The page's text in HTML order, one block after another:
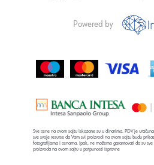
Powered by
Sve cene na ovom sajtu iskazane su u dinarima. PDV je
sve svoje resurse da Vam svi proizvodi na ovom sajtu budu
fotografijama i cenama. Ipak, ne možemo garantovati da su
proizvoda na ovom sajtu u potpunosti ispravne